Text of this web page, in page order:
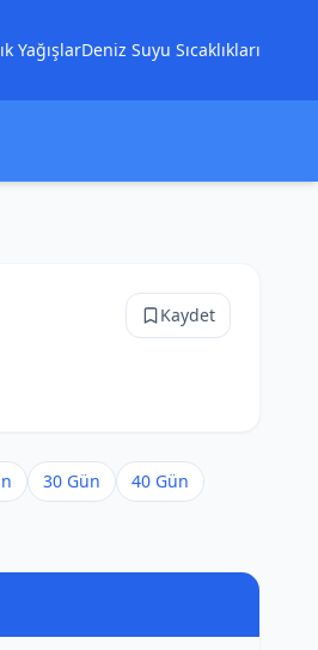
YağışlarDeniz Suyu Sıcaklıkları
Kaydet
30 Gün
40 Gün